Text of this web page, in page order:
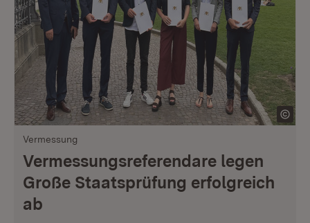
Vermessung
Vermessungsreferendare legen
Große Staatsprüfung erfolgreich
ab